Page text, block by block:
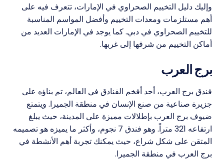
وإليك دليل التخييم الصحراوي في الإمارات، تتعرف فيه على
أهم مستلزمات ومعدات التخييم وأفضل المواسم المناسبة
للتخييم الصحراوي في دبي. كما يوجد في الإمارات العديد من
أماكن التخييم من شرقها إلى غربها.
برج العرب
فندق برج العرب، أحد أفخم الفنادق في العالم، تم بناؤه على
جزيرة صناعية من صنع الإنسان في منطقة الجميرا. ويتمتع
ضيوف برج العرب بإطلالات مميزة على المدينة، حيث يبلغ
ارتفاعه 321 متراً. وهو فندق 7 نجوم، وأكثر ما يميزه هو تصميمه
المتقن على شكل شراع، حيث يمكنك تجربة أهم الأنشطة في
برج العرب في منطقة الجميرا.